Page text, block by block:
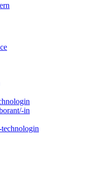
in